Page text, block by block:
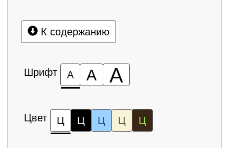
К содержанию
Шрифт А А А
Цвет Ц Ц Ц Ц Ц